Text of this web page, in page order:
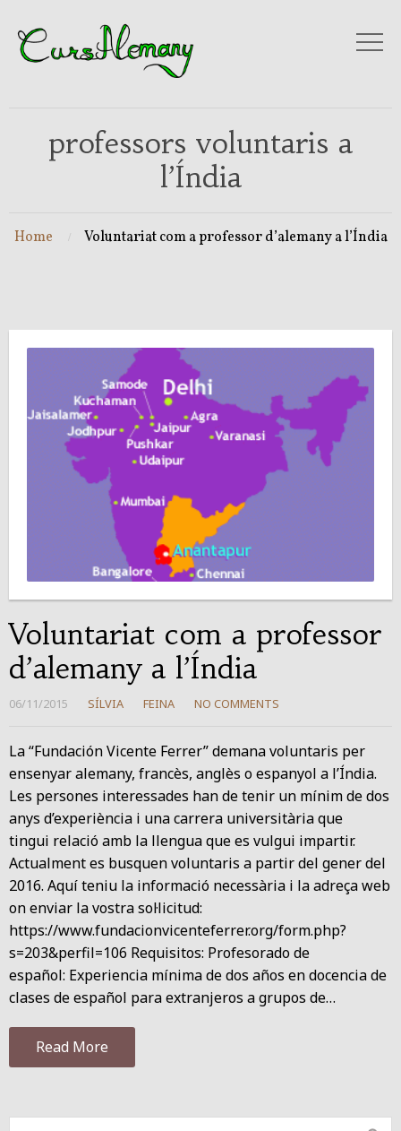
professors voluntaris a
l’Índia
Home Voluntariat com a professor d’alemany a l’Índia
Voluntariat com a professor
d’alemany a l’Índia
06/11/2015 SÍLVIA FEINA NO COMMENTS
La “Fundación Vicente Ferrer” demana voluntaris per
ensenyar alemany, francès, anglès o espanyol a l’Índia.
Les persones interessades han de tenir un mínim de dos
anys d’experiència i una carrera universitària que
tingui relació amb la llengua que es vulgui impartir.
Actualment es busquen voluntaris a partir del gener del
2016. Aquí teniu la informació necessària i la adreça web
on enviar la vostra sol·licitud:
https://www.fundacionvicenteferrer.org/form.php?
s=203&perfil=106 Requisitos: Profesorado de
español: Experiencia mínima de dos años en docencia de
clases de español para extranjeros a grupos de…
Read More